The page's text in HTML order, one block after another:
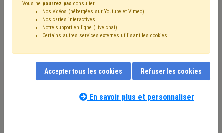
⇒ Aide sociale (retirer le mot clé
⇒ Enquête(retirer le mot clé Service d'aide ménagère
Précarité énergétique(1) Chauffage
Crise énergétique(1) Gaz(1) Social(1)
Nos experts associés au terme que
Vous ne pourrez pas consulter
Nos vidéos (hébergées sur Youtube et Vimeo)
Nos cartes interactives
Notre support en ligne (Live chat)
Certains autres services externes utilisant les cookies
Accepter tous les cookies Refuser les cookies
En savoir plus et personnaliser